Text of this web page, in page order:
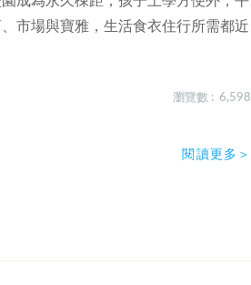
市場與寶雅，生活食衣住行所需都近
瀏覽數 : 6,598
閱讀更多＞